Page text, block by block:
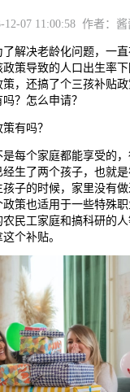
12-07 11:00:58 作者：
决老龄化问题，一直
策导致的人口出生率
，还搞了个三孩补贴
？怎么申请？
有吗？
个家庭都能享受的，
生了两个孩子，也就
子的时候，家里没有
策也适用于一些特殊
民工家庭和搞科研的
个补贴。